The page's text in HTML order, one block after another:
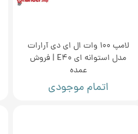
لامپ 100 وات ال ای دی آرارات
مدل استوانه ای E40 | فروش
عمده
اتمام موجودی